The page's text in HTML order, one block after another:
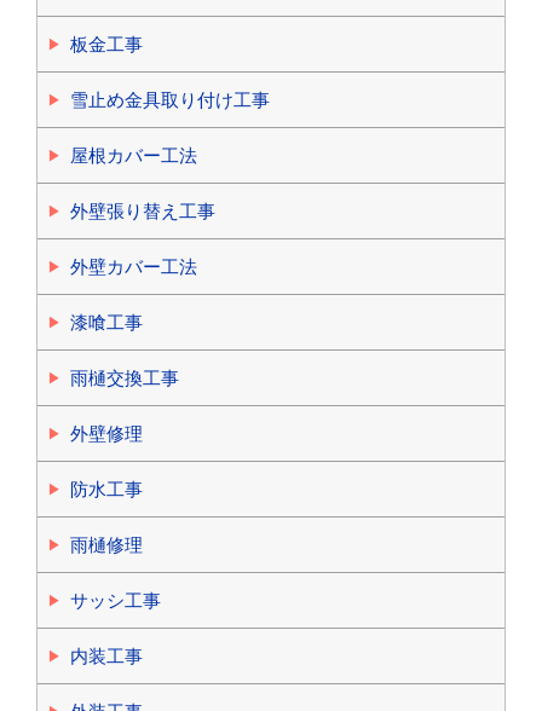
板金工事
雪止め金具取り付け工事
屋根カバー工法
外壁張り替え工事
外壁カバー工法
漆喰工事
雨樋交換工事
外壁修理
防水工事
雨樋修理
サッシ工事
内装工事